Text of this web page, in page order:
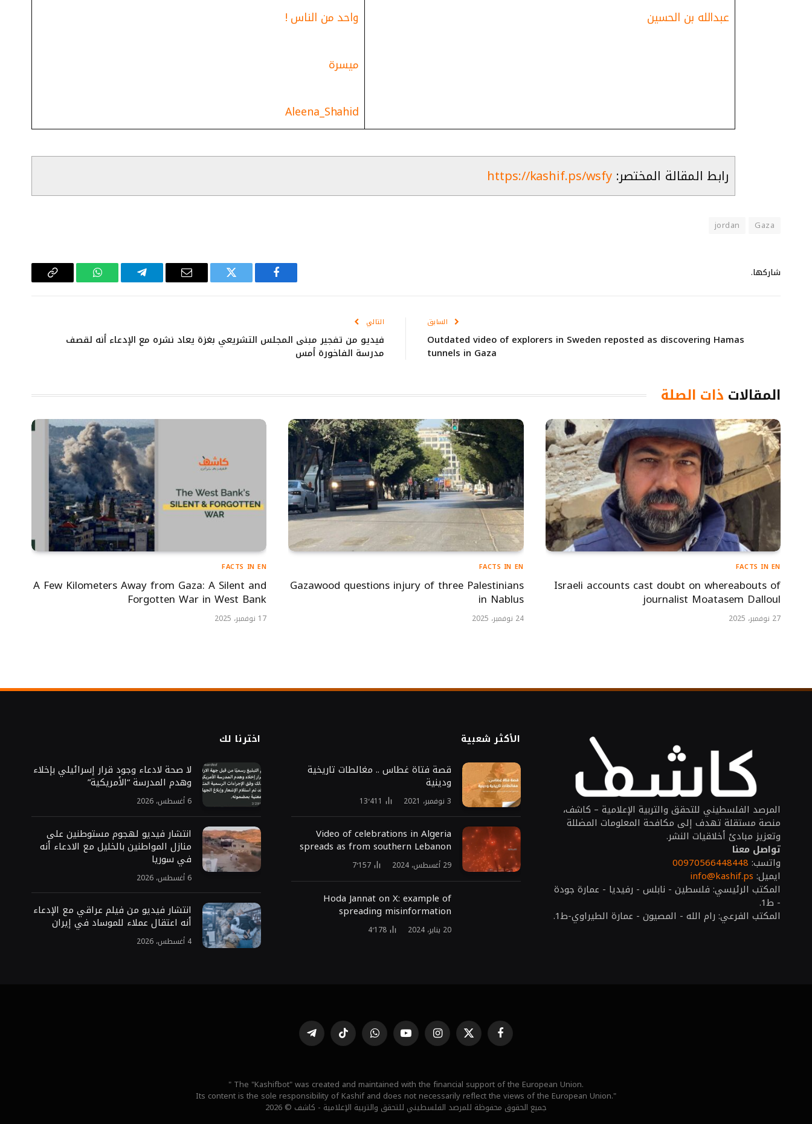
عبدالله بن الحسين واحد من الناس !
ميسرة
Aleena_Shahid
رابط المقالة المختصر: https://kashif.ps/wsfy
Gaza
jordan
شاركها.
فيسبوك تويتر
البريد
تيلقرام واتساب
Copy
السابق
Outdated video of explorers in Sweden reposted as discovering Hamas
tunnels in Gaza
التالي
فيديو من تفجير مبنى المجلس التشريعي بغزة يعاد نشره مع الإدعاء أنه لقصف
مدرسة الفاخورة أمس
المقالات ذات الصلة
FACTS IN EN
Israeli accounts cast doubt on whereabouts of
journalist Moatasem Dalloul
27 نوفمبر، 2025
FACTS IN EN
Gazawood questions injury of three Palestinians
in Nablus
24 نوفمبر، 2025
FACTS IN EN
A Few Kilometers Away from Gaza: A Silent and
Forgotten War in West Bank
17 نوفمبر، 2025
المرصد الفلسطيني للتحقق والتربية الإعلامية – كاشف،
منصة مستقلة تهدف إلى مكافحة المعلومات المضللة
وتعزيز مبادئ أخلاقيات النشر.
تواصل معنا
واتسب: 00970566448448
ايميل: info@kashif.ps
المكتب الرئيسي: فلسطين - نابلس - رفيديا - عمارة جودة
- ط1.
المكتب الفرعي: رام الله - المصيون - عمارة الطيراوي-ط1.
الأكثر شعبية
قصة فتاة غطاس .. مغالطات تاريخية
ودينية
3 نوفمبر، 2021 13٬411
Video of celebrations in Algeria
spreads as from southern Lebanon
29 أغسطس، 2024 7٬157
Hoda Jannat on X: example of
spreading misinformation
20 يناير، 2024 4٬178
اخترنا لك
لا صحة لادعاء وجود قرار إسرائيلي بإخلاء
وهدم المدرسة “الأمريكية”
6 أغسطس، 2026
انتشار فيديو لهجوم مستوطنين على
منازل المواطنين بالخليل مع الادعاء أنه
في سوريا
6 أغسطس، 2026
انتشار فيديو من فيلم عراقي مع الإدعاء
أنه اعتقال عملاء للموساد في إيران
4 أغسطس، 2026
فيسبوك X
(Twitter)
الانستغراميوتيوب واتساب تيكتوك تيلقرام
" The "Kashifbot" was created and maintained with the financial support of the European Union.
Its content is the sole responsibility of Kashif and does not necessarily reflect the views of the European Union."
جميع الحقوق محفوظة للمرصد الفلسطيني للتحقق والتربية الإعلامية - كاشف © 2026